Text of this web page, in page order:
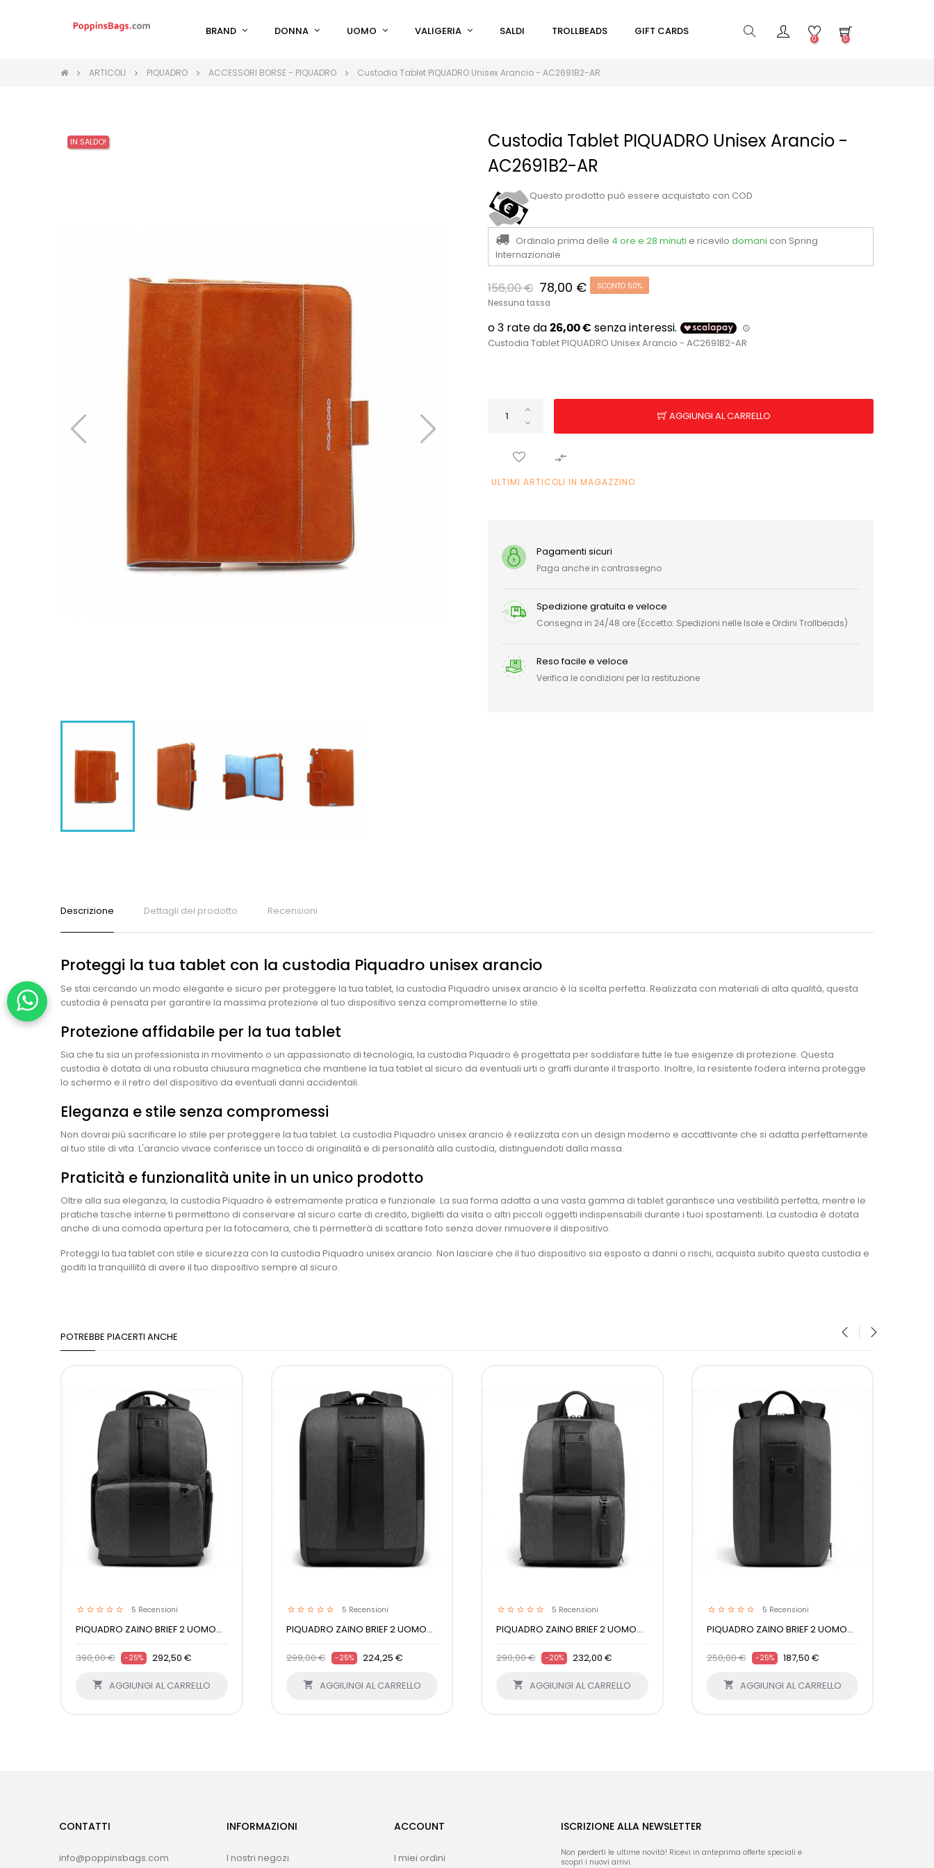
BRAND DONNA UOMO VALIGERIA SALDI TROLLBEADS GIFT CARDS
0 0
ARTICOLI PIQUADRO ACCESSORI BORSE - PIQUADRO Custodia Tablet PIQUADRO Unisex Arancio - AC2691B2-AR
IN SALDO!
Custodia Tablet PIQUADRO Unisex Arancio -
AC2691B2-AR
Questo prodotto può essere acquistato con COD
Ordinalo prima delle 4 ore e 28 minuti e ricevilo domani con Spring
Internazionale
156,00 € 78,00 € SCONTO 50%
Nessuna tassa
Custodia Tablet PIQUADRO Unisex Arancio - AC2691B2-AR
AGGIUNGI AL CARRELLO

ULTIMI ARTICOLI IN MAGAZZINO
Pagamenti sicuri
Paga anche in contrassegno
Spedizione gratuita e veloce
Consegna in 24/48 ore (Eccetto: Spedizioni nelle Isole e Ordini Trollbeads)
Reso facile e veloce
Verifica le condizioni per la restituzione
Descrizione Dettagli del prodotto Recensioni
Proteggi la tua tablet con la custodia Piquadro unisex arancio
Se stai cercando un modo elegante e sicuro per proteggere la tua tablet, la custodia Piquadro unisex arancio è la scelta perfetta. Realizzata con materiali di alta qualità, questa
custodia è pensata per garantire la massima protezione al tuo dispositivo senza comprometterne lo stile.
Protezione affidabile per la tua tablet
Sia che tu sia un professionista in movimento o un appassionato di tecnologia, la custodia Piquadro è progettata per soddisfare tutte le tue esigenze di protezione. Questa
custodia è dotata di una robusta chiusura magnetica che mantiene la tua tablet al sicuro da eventuali urti o graffi durante il trasporto. Inoltre, la resistente fodera interna protegge
lo schermo e il retro del dispositivo da eventuali danni accidentali.
Eleganza e stile senza compromessi
Non dovrai più sacrificare lo stile per proteggere la tua tablet. La custodia Piquadro unisex arancio è realizzata con un design moderno e accattivante che si adatta perfettamente
al tuo stile di vita. L'arancio vivace conferisce un tocco di originalità e di personalità alla custodia, distinguendoti dalla massa.
Praticità e funzionalità unite in un unico prodotto
Oltre alla sua eleganza, la custodia Piquadro è estremamente pratica e funzionale. La sua forma adatta a una vasta gamma di tablet garantisce una vestibilità perfetta, mentre le
pratiche tasche interne ti permettono di conservare al sicuro carte di credito, biglietti da visita o altri piccoli oggetti indispensabili durante i tuoi spostamenti. La custodia è dotata
anche di una comoda apertura per la fotocamera, che ti permetterà di scattare foto senza dover rimuovere il dispositivo.
Proteggi la tua tablet con stile e sicurezza con la custodia Piquadro unisex arancio. Non lasciare che il tuo dispositivo sia esposto a danni o rischi, acquista subito questa custodia e
goditi la tranquillità di avere il tuo dispositivo sempre al sicuro.
POTREBBE PIACERTI ANCHE
5 Recensioni
PIQUADRO ZAINO BRIEF 2 UOMO...
390,00 € -25% 292,50 €
 AGGIUNGI AL CARRELLO
5 Recensioni
PIQUADRO ZAINO BRIEF 2 UOMO...
299,00 € -25% 224,25 €
 AGGIUNGI AL CARRELLO
5 Recensioni
PIQUADRO ZAINO BRIEF 2 UOMO...
290,00 € -20% 232,00 €
 AGGIUNGI AL CARRELLO
5 Recensioni
PIQUADRO ZAINO BRIEF 2 UOMO...
250,00 € -25% 187,50 €
 AGGIUNGI AL CARRELLO
CONTATTI
info@poppinsbags.com
INFORMAZIONI
I nostri negozi
ACCOUNT
I miei ordini
ISCRIZIONE ALLA NEWSLETTER
Non perderti le ultime novità! Ricevi in anteprima offerte speciali e
scopri i nuovi arrivi.